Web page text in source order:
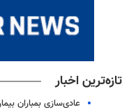
تازه‌ترین اخبار
عادی‌سازی بمباران